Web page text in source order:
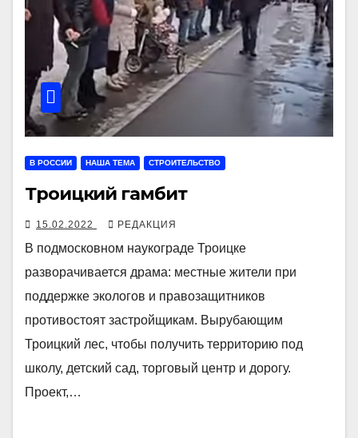
В РОССИИ НАША ТЕМА СТРОИТЕЛЬСТВО
Троицкий гамбит
15.02.2022 РЕДАКЦИЯ
В подмосковном наукограде Троицке
разворачивается драма: местные жители при
поддержке экологов и правозащитников
противостоят застройщикам. Вырубающим
Троицкий лес, чтобы получить территорию под
школу, детский сад, торговый центр и дорогу.
Проект,…